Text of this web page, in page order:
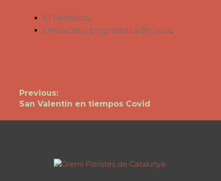
El Periódico.
Onda Cero, programa La Brújula.
Navegación
de
Previous:
Previous
San Valentín en tiempos Covid